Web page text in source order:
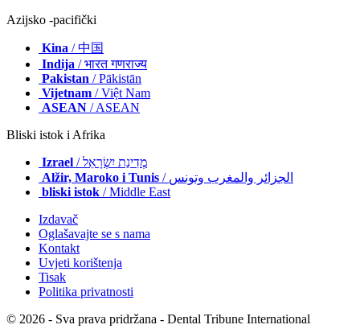
Azijsko -pacifički
Kina / 中国
Indija / भारत गणराज्य
Pakistan / Pākistān
Vijetnam / Việt Nam
ASEAN / ASEAN
Bliski istok i Afrika
Izrael
/ מְדִינַת יִשְׂרָאֵל
Alžir, Maroko i Tunis
/ الجزائر والمغرب وتونس
bliski istok / Middle East
Izdavač
Oglašavajte se s nama
Kontakt
Uvjeti korištenja
Tisak
Politika privatnosti
© 2026 - Sva prava pridržana - Dental Tribune International